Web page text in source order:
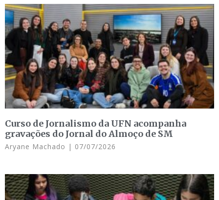
Curso de Jornalismo da UFN acompanha
gravações do Jornal do Almoço de SM
Aryane Machado 07/07/2026